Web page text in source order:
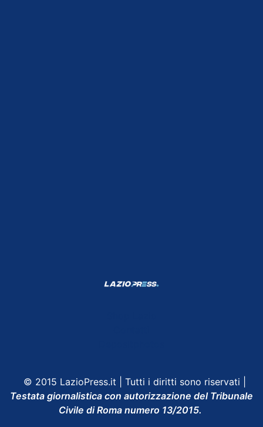
© 2015 LazioPress.it | Tutti i diritti sono riservati |
Testata giornalistica con autorizzazione del Tribunale
Civile di Roma numero 13/2015.